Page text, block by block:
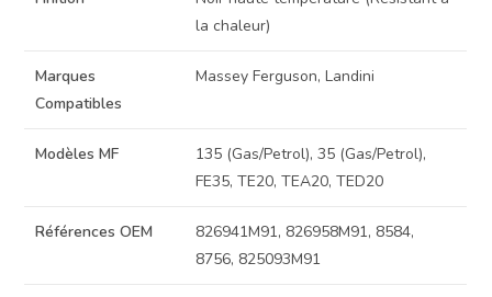
la chaleur)
Marques
Compatibles
Massey Ferguson, Landini
Modèles MF
135 (Gas/Petrol), 35 (Gas/Petrol),
FE35, TE20, TEA20, TED20
Références OEM
826941M91, 826958M91, 8584,
8756, 825093M91